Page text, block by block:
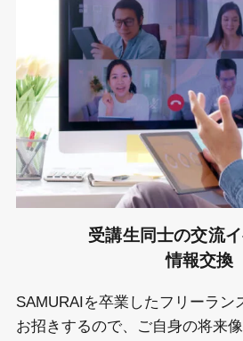
受講生同士の交流
情報交換
SAMURAIを卒業したフリーラン
お招きするので、ご自身の将来